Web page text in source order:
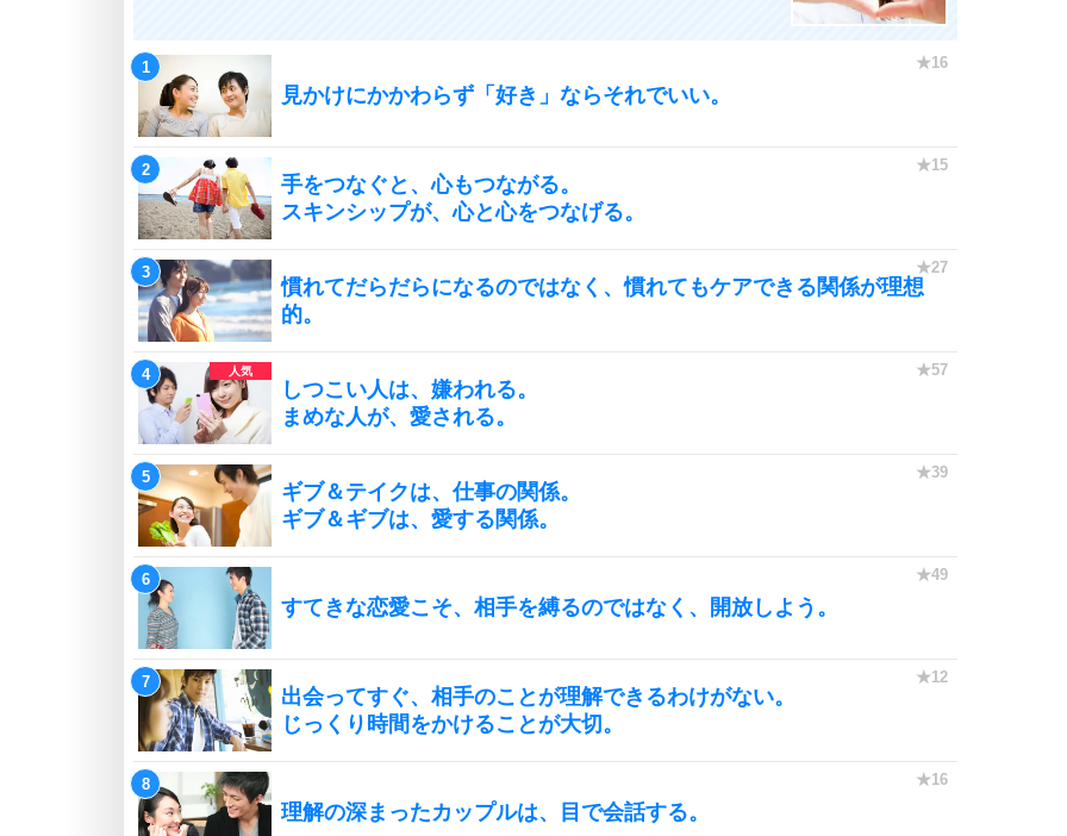
見かけにかかわらず「好き」ならそれでいい。
手をつなぐと、心もつながる。
スキンシップが、心と心をつなげる。
慣れてだらだらになるのではなく、慣れてもケアできる関係が理想
的。
しつこい人は、嫌われる。
まめな人が、愛される。
ギブ＆テイクは、仕事の関係。
ギブ＆ギブは、愛する関係。
すてきな恋愛こそ、相手を縛るのではなく、開放しよう。
出会ってすぐ、相手のことが理解できるわけがない。
じっくり時間をかけることが大切。
理解の深まったカップルは、目で会話する。